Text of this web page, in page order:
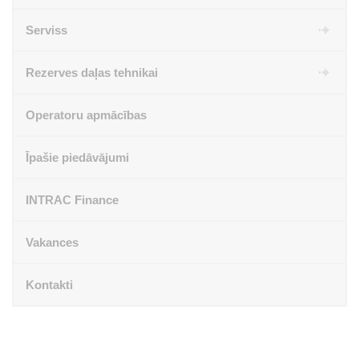
Serviss
Rezerves daļas tehnikai
Operatoru apmācības
Īpašie piedāvājumi
INTRAC Finance
Vakances
Kontakti